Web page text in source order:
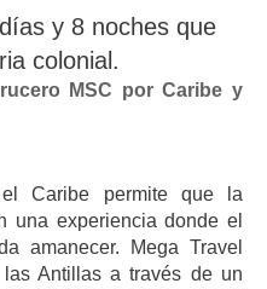
y 8 noches que
colonial.
MSC por Caribe y
Caribe permite que la
una experiencia donde el
amanecer. Mega Travel
Antillas a través de un